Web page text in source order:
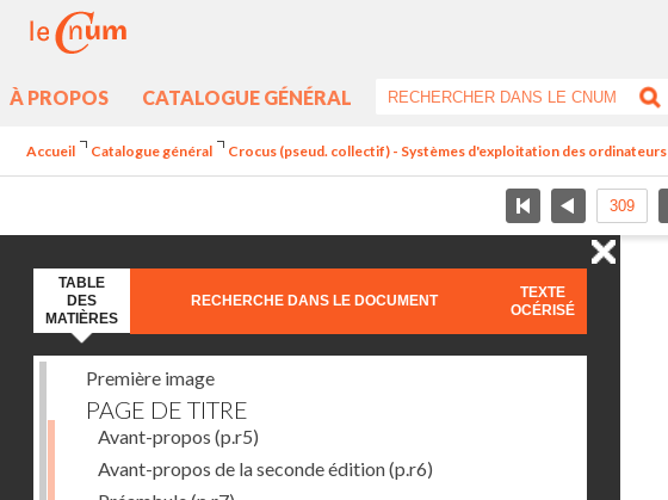
À PROPOS CATALOGUE GÉNÉRAL
Accueil Catalogue général Crocus (pseud. collectif) - Systèmes d'exploitation des ordinateurs
TABLE
DES
MATIÈRES
RECHERCHE DANS LE DOCUMENT
TEXTE
OCÉRISÉ
Première image
PAGE DE TITRE
Avant-propos (p.r5)
Avant-propos de la seconde édition(p.r6)